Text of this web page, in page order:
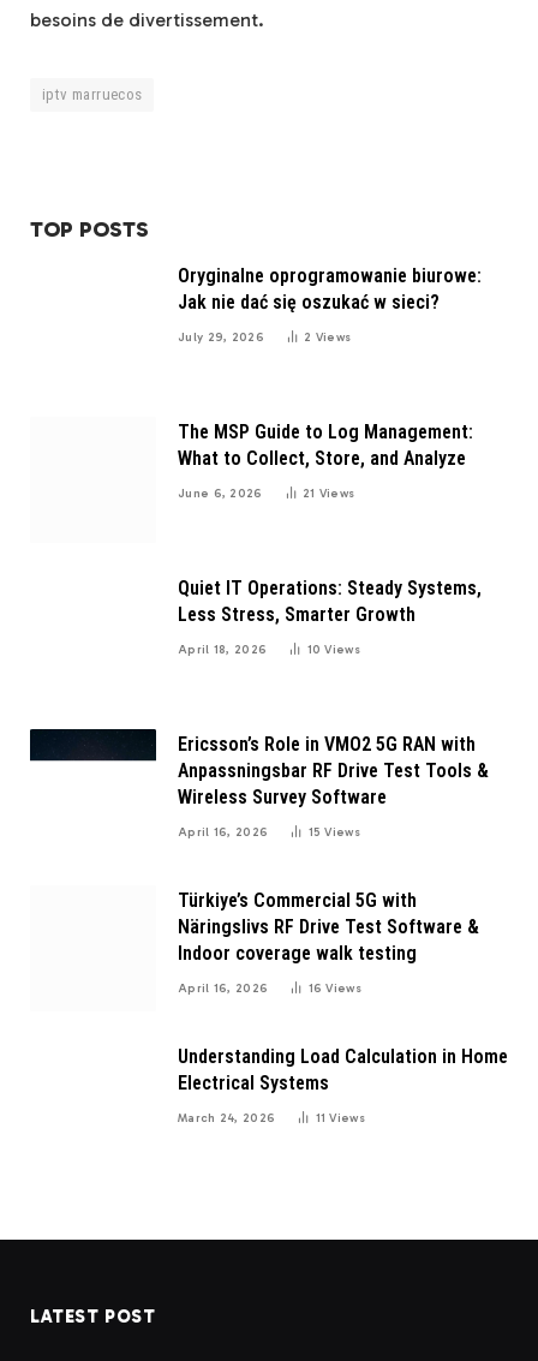
besoins de divertissement.
iptv marruecos
TOP POSTS
Oryginalne oprogramowanie biurowe:
Jak nie dać się oszukać w sieci?
July 29, 2026 2 Views
The MSP Guide to Log Management:
What to Collect, Store, and Analyze
June 6, 2026 21 Views
Quiet IT Operations: Steady Systems,
Less Stress, Smarter Growth
April 18, 2026 10Views
Ericsson’s Role in VMO2 5G RAN with
Anpassningsbar RF Drive Test Tools &
Wireless Survey Software
April 16, 2026 15Views
Türkiye’s Commercial 5G with
Näringslivs RF Drive Test Software &
Indoor coverage walk testing
April 16, 2026 16Views
Understanding Load Calculation in Home
Electrical Systems
March 24, 2026 11Views
LATEST POST